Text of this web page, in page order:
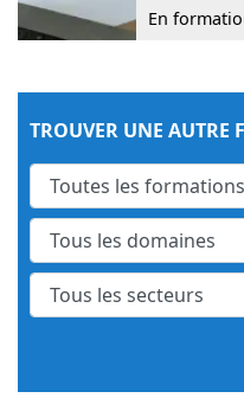
En
TROUVER UNE AUTRE